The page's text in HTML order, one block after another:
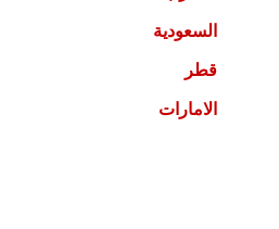
السعودية
قطر
الامارات